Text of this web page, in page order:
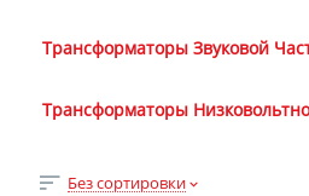
Трансформаторы Звуковой
Трансформаторы
Без сортировки